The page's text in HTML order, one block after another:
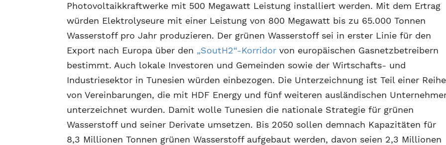
Photovoltaikkraftwerke mit 500 Megawatt Leistung installiert werden. Mit dem Ertrag
würden Elektrolyseure mit einer Leistung von 800 Megawatt bis zu 65.000 Tonnen
Wasserstoff pro Jahr produzieren. Der grünen Wasserstoff sei in erster Linie für den
Export nach Europa über den „SoutH2“-Korridor von europäischen Gasnetzbetreibern
bestimmt. Auch lokale Investoren und Gemeinden sowie der Wirtschafts- und
Industriesektor in Tunesien würden einbezogen. Die Unterzeichnung ist Teil einer Reihe
von Vereinbarungen, die mit HDF Energy und fünf weiteren ausländischen
unterzeichnet wurden. Damit wolle Tunesien die nationale Strategie für grünen
Wasserstoff und seiner Derivate umsetzen. Bis 2050 sollen demnach Kapazitäten für
8,3 Millionen Tonnen grünen Wasserstoff aufgebaut werden, davon seien 2,3 Millionen